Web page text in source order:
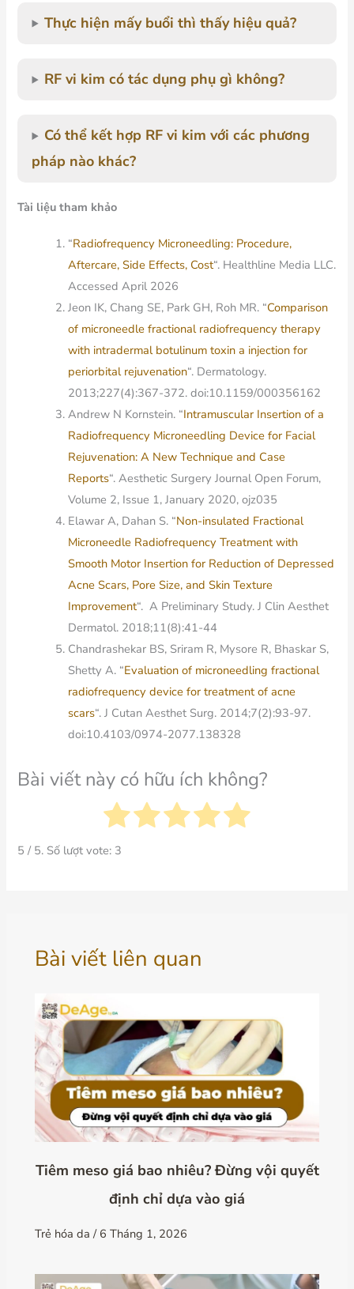
Thực hiện mấy buổi thì thấy hiệu quả?
RF vi kim có tác dụng phụ gì không?
Có thể kết hợp RF vi kim với các phương
pháp nào khác?
Tài liệu tham khảo
“Radiofrequency Microneedling: Procedure,
Aftercare, Side Effects, Cost“. Healthline Media LLC.
Accessed April 2026
Jeon IK, Chang SE, Park GH, Roh MR. “Comparison
of microneedle fractional radiofrequency therapy
with intradermal botulinum toxin a injection for
periorbital rejuvenation“. Dermatology.
2013;227(4):367-372. doi:10.1159/000356162
Andrew N Kornstein. “Intramuscular Insertion of a
Radiofrequency Microneedling Device for Facial
Rejuvenation: A New Technique and Case
Reports“. Aesthetic Surgery Journal Open Forum,
Volume 2, Issue 1, January 2020, ojz035
Elawar A, Dahan S. “Non-insulated Fractional
Microneedle Radiofrequency Treatment with
Smooth Motor Insertion for Reduction of Depressed
Acne Scars, Pore Size, and Skin Texture
Improvement“. A Preliminary Study. J Clin Aesthet
Dermatol. 2018;11(8):41-44
Chandrashekar BS, Sriram R, Mysore R, Bhaskar S,
Shetty A. “Evaluation of microneedling fractional
radiofrequency device for treatment of acne
scars“. J Cutan Aesthet Surg. 2014;7(2):93-97.
doi:10.4103/0974-2077.138328
Bài viết này có hữu ích không?
5 / 5. Số lượt vote: 3
Bài viết liên quan
Tiêm meso giá bao nhiêu? Đừng vội quyết
định chỉ dựa vào giá
Trẻ hóa da / 6 Tháng 1, 2026